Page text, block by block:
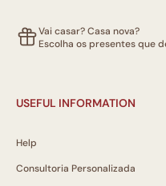
Vai casar? Casa nova?
Escolha os presentes que
USEFUL INFORMATION
Help
Consultoria Personalizada